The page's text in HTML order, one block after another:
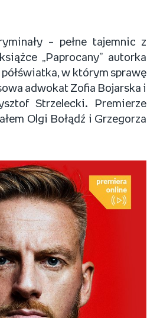
– pełne tajemnic z
„Paprocany” autorka
w którym sprawę
adwokat Zofia Bojarska i
Strzelecki. Premierze
Olgi Bołądź i Grzegorza